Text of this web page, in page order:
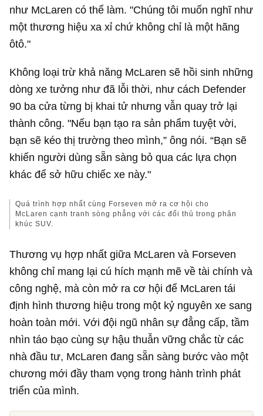
như McLaren có thể làm. "Chúng tôi muốn nghĩ như
một thương hiệu xa xỉ chứ không chỉ là một hãng
ôtô."
Không loại trừ khả năng McLaren sẽ hồi sinh những
dòng xe tưởng như đã lỗi thời, như cách Defender
90 ba cửa từng bị khai tử nhưng vẫn quay trở lại
thành công. "Nếu bạn tạo ra sản phẩm tuyệt vời,
bạn sẽ kéo thị trường theo mình,” ông nói. “Bạn sẽ
khiến người dùng sẵn sàng bỏ qua các lựa chọn
khác để sở hữu chiếc xe này."
Quá trình hợp nhất cùng Forseven mở ra cơ hội cho
McLaren cạnh tranh sòng phẳng với các đối thủ trong phân
khúc SUV.
Thương vụ hợp nhất giữa McLaren và Forseven
không chỉ mang lại cú hích mạnh mẽ về tài chính và
công nghệ, mà còn mở ra cơ hội để McLaren tái
định hình thương hiệu trong một kỷ nguyên xe sang
hoàn toàn mới. Với đội ngũ nhân sự đẳng cấp, tầm
nhìn táo bạo cùng sự hậu thuẫn vững chắc từ các
nhà đầu tư, McLaren đang sẵn sàng bước vào một
chương mới đầy tham vọng trong hành trình phát
triển của mình.